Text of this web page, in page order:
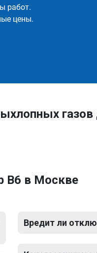
работ.
цены.
B6 в Москве
Вредит ли